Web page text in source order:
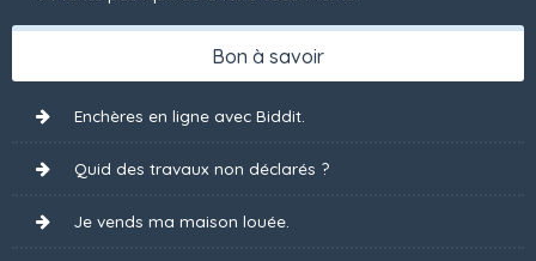
Bon à savoir
Enchères en ligne avec Biddit.
Quid des travaux non déclarés ?
Je vends ma maison louée.